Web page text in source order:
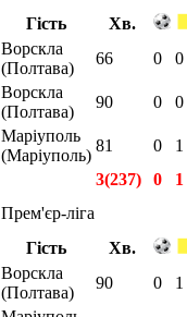
Гість
Хв.
Ворскла
(Полтава)
66 0 0
Ворскла
(Полтава)
90 0 0
Маріуполь
(Маріуполь)
81 0
1
3(237) 0
1
Прем'єр-ліга
Гість
Хв.
Ворскла
(Полтава)
90 0 1